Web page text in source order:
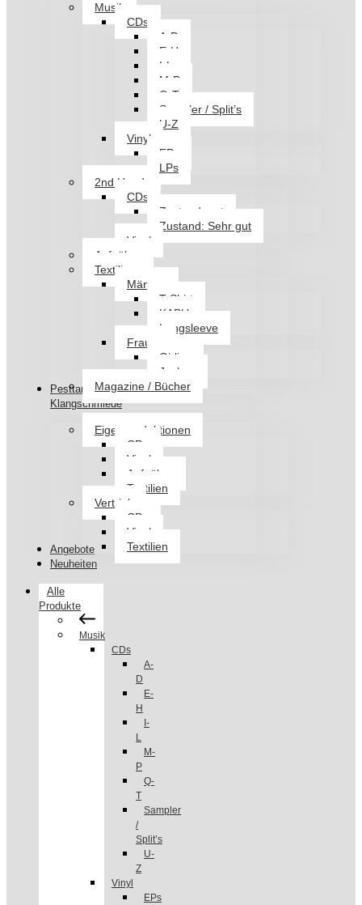
Musik
CDs
A-D
E-H
I-L
M-P
Q-T
Sampler / Split’s
U-Z
Vinyl
EPs
LPs
2nd Hand
CDs
Zustand: gut
Zustand: Sehr gut
Vinyl
Aufnäher
Textilien
Männer
T-Shirt
KAPU
Longsleeve
Frauen
Girlies
Jacken
Magazine / Bücher
Pesttanz
Klangschmiede
Eigenproduktionen
CDs
Vinyl
Aufnäher
Textilien
Vertrieb
CDs
Vinyl
Textilien
Angebote
Neuheiten
Alle
Produkte
Musik
CDs
A-
D
E-
H
I-
L
M-
P
Q-
T
Sampler
/
Split’s
U-
Z
Vinyl
EPs